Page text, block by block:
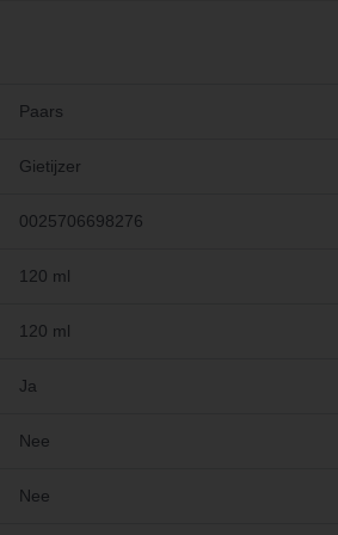
Paars
Gietijzer
0025706698276
120 ml
120 ml
Ja
Nee
Nee